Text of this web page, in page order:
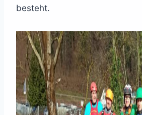
besteht.